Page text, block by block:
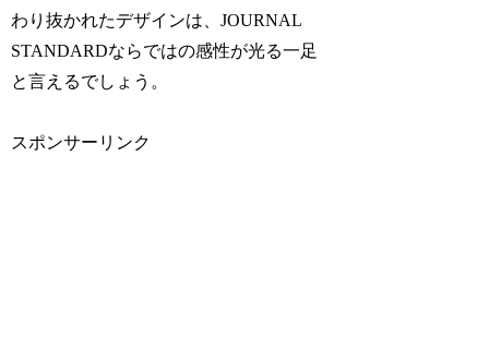
わり抜かれたデザインは、JOURNAL
STANDARDならではの感性が光る一足
と言えるでしょう。
スポンサーリンク